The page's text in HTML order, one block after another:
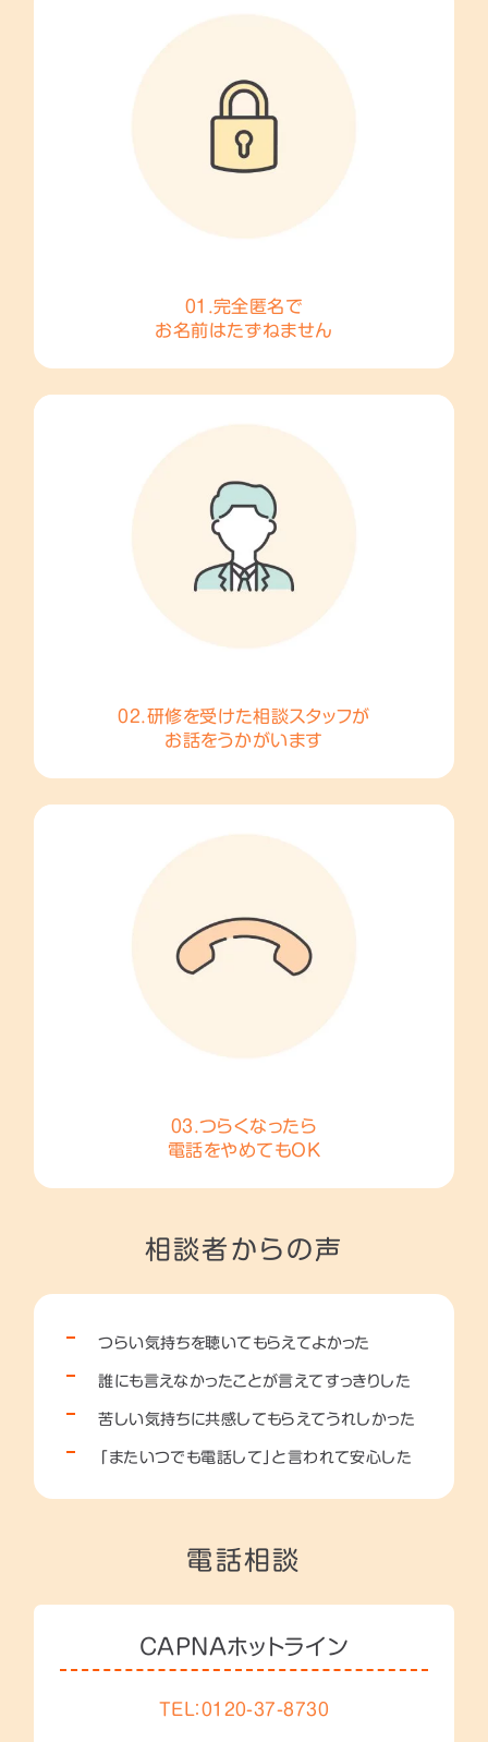
01.完全匿名で
お名前はたずねません
02.研修を受けた相談スタッフが
お話をうかがいます
03.つらくなったら
電話をやめてもOK
相談者からの声
つらい気持ちを聴いてもらえてよかった
誰にも言えなかったことが言えてすっきりした
苦しい気持ちに共感してもらえてうれしかった
「またいつでも電話して」と言われて安心した
電話相談
CAPNAホットライン
TEL：0120-37-8730